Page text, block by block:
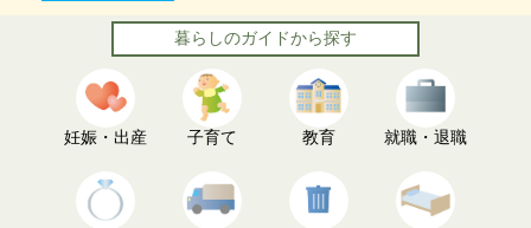
暮らしのガイドから探す
妊娠・出産 子育て 教育 就職・退職